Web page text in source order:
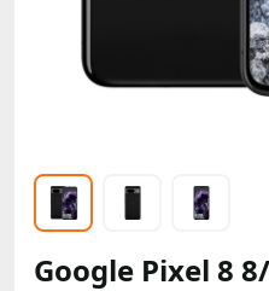
Google Pixel 8